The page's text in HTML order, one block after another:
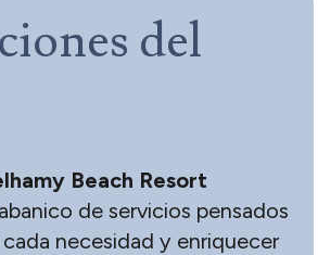
del
Beach Resort
de servicios pensados
necesidad y enriquecer